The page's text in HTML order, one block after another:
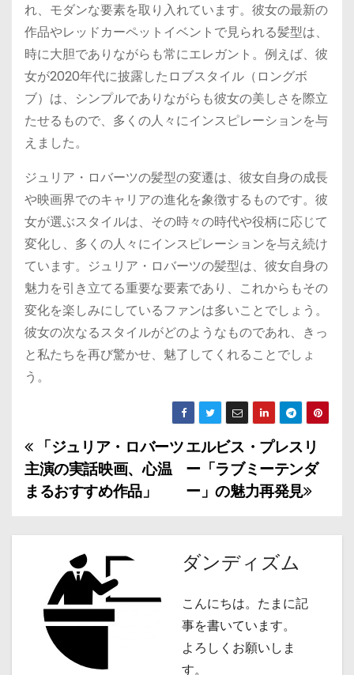
れ、モダンな要素を取り入れています。彼女の最新の
作品やレッドカーペットイベントで見られる髪型は、
時に大胆でありながらも常にエレガント。例えば、彼
女が2020年代に披露したロブスタイル（ロングボ
ブ）は、シンプルでありながらも彼女の美しさを際立
たせるもので、多くの人々にインスピレーションを与
えました。
ジュリア・ロバーツの髪型の変遷は、彼女自身の成長
や映画界でのキャリアの進化を象徴するものです。彼
女が選ぶスタイルは、その時々の時代や役柄に応じて
変化し、多くの人々にインスピレーションを与え続け
ています。ジュリア・ロバーツの髪型は、彼女自身の
魅力を引き立てる重要な要素であり、これからもその
変化を楽しみにしているファンは多いことでしょう。
彼女の次なるスタイルがどのようなものであれ、きっ
と私たちを再び驚かせ、魅了してくれることでしょ
う。
投
稿
ー
エルビス・プレスリ
ー「ラブミーテンダ
ー」の魅力再発見
「ジュリア・ロバーツ
主演の実話映画、心温
まるおすすめ作品」
ダンディズム
こんにちは。たまに記
事を書いています。
よろしくお願いしま
す。